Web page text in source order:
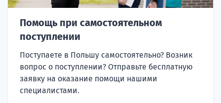
Помощь при самостоятельном
поступлении
Поступаете в Польшу самостоятельно? Возник
вопрос о поступлении? Отправьте бесплатную
заявку на оказание помощи нашими
специалистами.